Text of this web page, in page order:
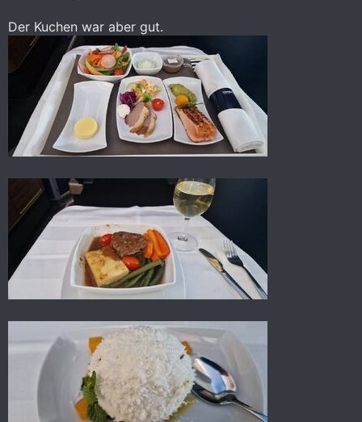
Der Kuchen war aber gut.